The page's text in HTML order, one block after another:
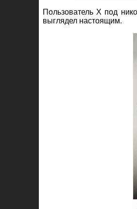
Пользователь X под
выглядел настоящим.